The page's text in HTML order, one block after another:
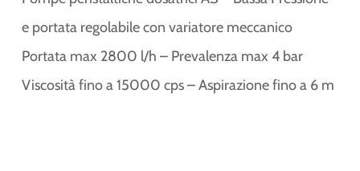
e portata regolabile con variatore meccanico
Portata max 2800 l/h – Prevalenza max 4 bar
Viscosità fino a 15000 cps – Aspirazione fino a 6 m